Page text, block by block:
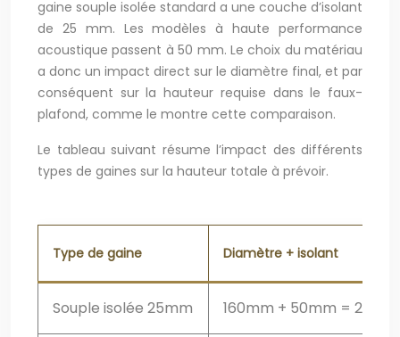
gaine souple isolée standard a une couche d’isolant
de 25 mm. Les modèles à haute performance
acoustique passent à 50 mm. Le choix du matériau
a donc un impact direct sur le diamètre final, et par
conséquent sur la hauteur requise dans le faux-
plafond, comme le montre cette comparaison.
Le tableau suivant résume l’impact des différents
types de gaines sur la hauteur totale à prévoir.
Type de gaine Diamètre + isolant
Souple isolée 25mm 160mm + 50mm =